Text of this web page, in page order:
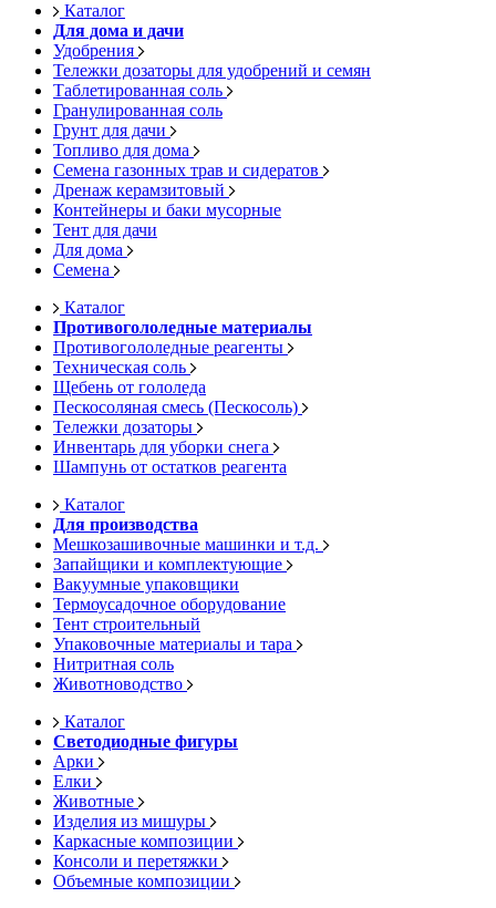
Каталог
Для дома и дачи
Удобрения
Тележки дозаторы для удобрений и семян
Таблетированная соль
Гранулированная соль
Грунт для дачи
Топливо для дома
Семена газонных трав и сидератов
Дренаж керамзитовый
Контейнеры и баки мусорные
Тент для дачи
Для дома
Семена
Каталог
Противогололедные материалы
Противогололедные реагенты
Техническая соль
Щебень от гололеда
Пескосоляная смесь (Пескосоль)
Тележки дозаторы
Инвентарь для уборки снега
Шампунь от остатков реагента
Каталог
Для производства
Мешкозашивочные машинки и т.д.
Запайщики и комплектующие
Вакуумные упаковщики
Термоусадочное оборудование
Тент строительный
Упаковочные материалы и тара
Нитритная соль
Животноводство
Каталог
Светодиодные фигуры
Арки
Елки
Животные
Изделия из мишуры
Каркасные композиции
Консоли и перетяжки
Объемные композиции